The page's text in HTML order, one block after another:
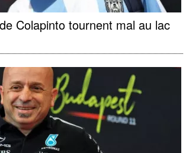
Colapinto tournent mal au lac